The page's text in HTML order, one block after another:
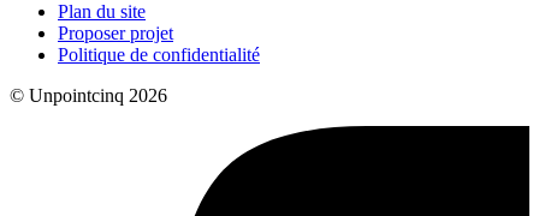
Plan du site
Proposer projet
Politique de confidentialité
© Unpointcinq 2026